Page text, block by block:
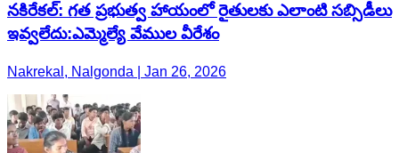
నకిరేకల్: గత ప్రభుత్వ హాయంలో రైతులకు ఎలాంటి సబ్సిడీలు
ఇవ్వలేదు:ఎమ్మెల్యే వేముల వీరేశం
Nakrekal, Nalgonda | Jan 26, 2026